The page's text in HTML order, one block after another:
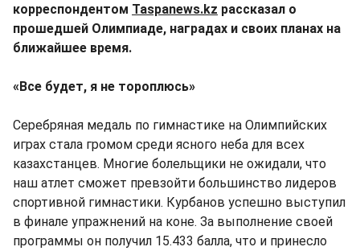
корреспондентом Taspanews.kz рассказал о
прошедшей Олимпиаде, наградах и своих планах на
ближайшее время.
«Все будет, я не тороплюсь»
Серебряная медаль по гимнастике на Олимпийских
играх стала громом среди ясного неба для всех
казахстанцев. Многие болельщики не ожидали, что
наш атлет сможет превзойти большинство лидеров
спортивной гимнастики. Курбанов успешно выступил
в финале упражнений на коне. За выполнение своей
программы он получил 15.433 балла, что и принесло